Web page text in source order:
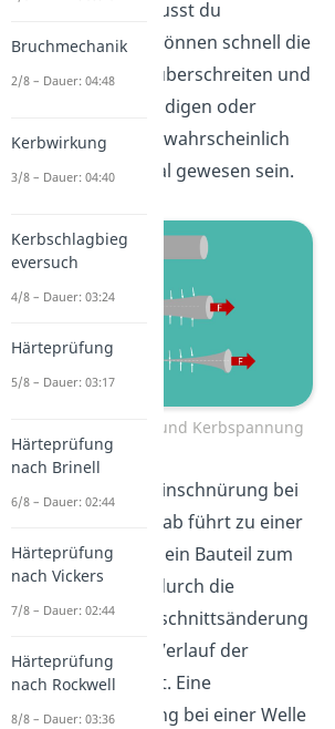
musst du
denn sie können schnell die
Spannung überschreiten und
das Bauteil schädigen oder
So wird es wahrscheinlich
bei deinem Regal gewesen sein.
Spannungsverteilung und Kerbspannung
nicht nur eine Einschnürung bei
glatten Rundstab führt zu einer
Wenn dein Bauteil zum
schon allein durch die
eine Querschnittsänderung
wird der Verlauf der
beeinflusst. Eine
bei einer Welle
Bruchmechanik
2/8 – Dauer: 04:48
Kerbwirkung
3/8 – Dauer: 04:40
Kerbschlagbieg
eversuch
4/8 – Dauer: 03:24
Härteprüfung
5/8 – Dauer: 03:17
Härteprüfung
nach Brinell
6/8 – Dauer: 02:44
Härteprüfung
nach Vickers
7/8 – Dauer: 02:44
Härteprüfung
nach Rockwell
8/8 – Dauer: 03:36